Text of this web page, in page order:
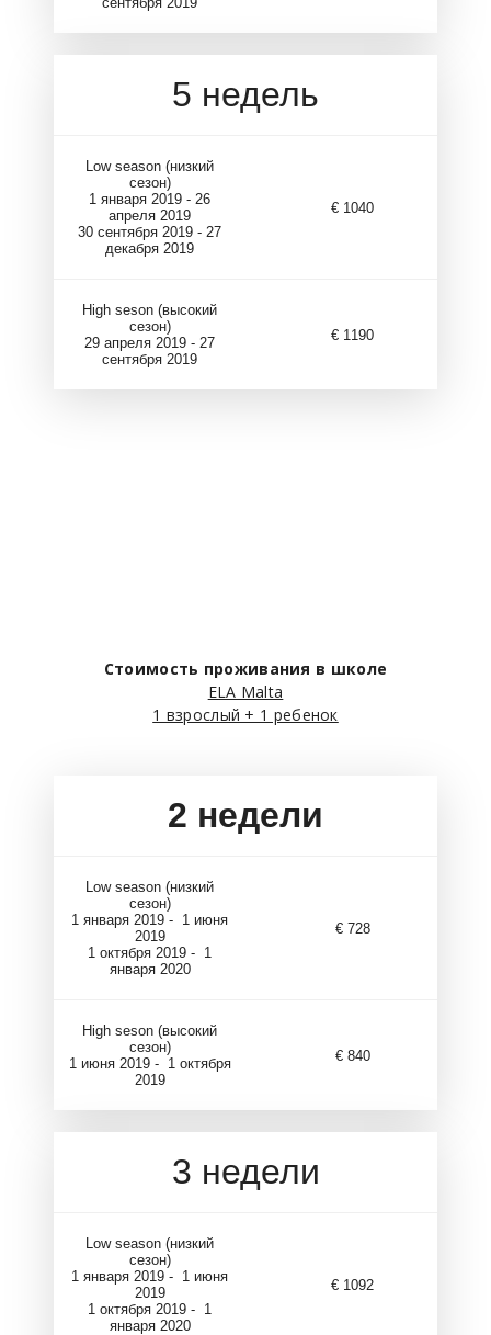
5 недель
Low season (низкий
сезон)
1 января 2019 - 26
апреля 2019
30 сентября 2019 - 27
декабря 2019
€ 1040
High seson (высокий
сезон)
29 апреля 2019 - 27
сентября 2019
€ 1190
Стоимость проживания в школе
ELA Malta
1 взрослый + 1 ребенок
2 недели
Low season (низкий
сезон)
1 января 2019 - 1 июня
2019
1 октября 2019 - 1
января 2020
€ 728
High seson (высокий
сезон)
1 июня 2019 - 1 октября
2019
€ 840
3 недели
Low season (низкий
сезон)
1 января 2019 - 1 июня
2019
1 октября 2019 - 1
января 2020
€ 1092